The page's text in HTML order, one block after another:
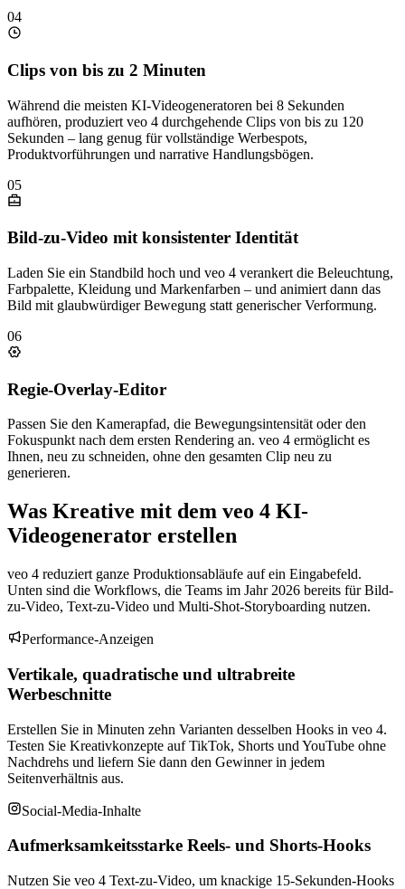
04
Clips von bis zu 2 Minuten
Während die meisten KI-Videogeneratoren bei 8 Sekunden
aufhören, produziert veo 4 durchgehende Clips von bis zu 120
Sekunden – lang genug für vollständige Werbespots,
Produktvorführungen und narrative Handlungsbögen.
05
Bild-zu-Video mit konsistenter Identität
Laden Sie ein Standbild hoch und veo 4 verankert die Beleuchtung,
Farbpalette, Kleidung und Markenfarben – und animiert dann das
Bild mit glaubwürdiger Bewegung statt generischer Verformung.
06
Regie-Overlay-Editor
Passen Sie den Kamerapfad, die Bewegungsintensität oder den
Fokuspunkt nach dem ersten Rendering an. veo 4 ermöglicht es
Ihnen, neu zu schneiden, ohne den gesamten Clip neu zu
generieren.
Was Kreative mit dem veo 4 KI-
Videogenerator erstellen
veo 4 reduziert ganze Produktionsabläufe auf ein Eingabefeld.
Unten sind die Workflows, die Teams im Jahr 2026 bereits für Bild-
zu-Video, Text-zu-Video und Multi-Shot-Storyboarding nutzen.
Performance-Anzeigen
Vertikale, quadratische und ultrabreite
Werbeschnitte
Erstellen Sie in Minuten zehn Varianten desselben Hooks in veo 4.
Testen Sie Kreativkonzepte auf TikTok, Shorts und YouTube ohne
Nachdrehs und liefern Sie dann den Gewinner in jedem
Seitenverhältnis aus.
Social-Media-Inhalte
Aufmerksamkeitsstarke Reels- und Shorts-Hooks
Nutzen Sie veo 4 Text-zu-Video, um knackige 15-Sekunden-Hooks